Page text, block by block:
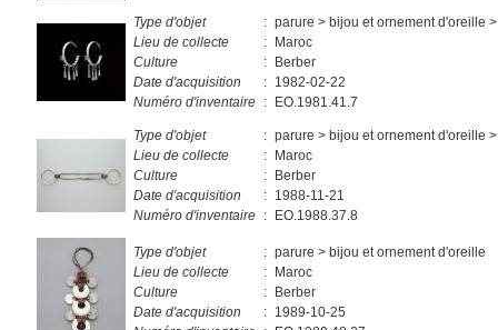
Type d'objet : parure > bijou et ornement d'oreille
Lieu de collecte
: Maroc
Culture
: Berber
Date d'acquisition
: 1982-02-22
Numéro d'inventaire : EO.1981.41.7
Type d'objet : parure > bijou et ornement d'oreille
Lieu de collecte
: Maroc
Culture
: Berber
Date d'acquisition
: 1988-11-21
Numéro d'inventaire : EO.1988.37.8
Type d'objet : parure > bijou et ornement d'oreille
Lieu de collecte
: Maroc
Culture
: Berber
Date d'acquisition
: 1989-10-25